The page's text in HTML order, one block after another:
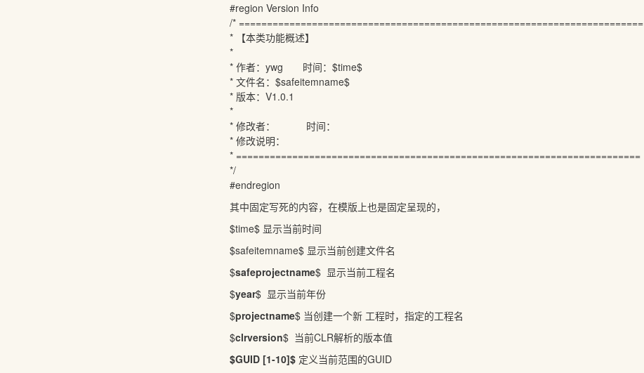
#region Version Info
/* ========================================================================
* 【本类功能概述】
*
* 作者：ywg 时间：$time$
* 文件名：$safeitemname$
* 版本：V1.0.1
*
* 修改者： 时间：
* 修改说明：
* ========================================================================
*/
#endregion
其中固定写死的内容，在模版上也是固定呈现的，
$time$ 显示当前时间
$safeitemname$ 显示当前创建文件名
$safeprojectname$ 显示当前工程名
$year$ 显示当前年份
$projectname$ 当创建一个新 工程时，指定的工程名
$clrversion$ 当前CLR解析的版本值
$GUID [1-10]$定义当前范围的GUID